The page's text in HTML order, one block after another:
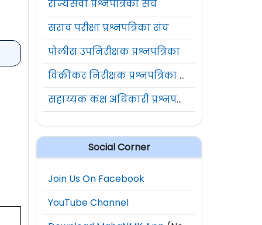
राज्यसेवा प्रश्नपत्रिका संच
सराव परीक्षा प्रश्नपत्रिका संच
पोलीस उपनिरीक्षक प्रश्नपत्रिका
विक्रीकर निरीक्षक प्रश्नपत्रिका संच
सहाय्यक कक्ष अधिकारी प्रश्नपत्रिका संच
Social Corner
Join Us On Facebook
YouTube Channel